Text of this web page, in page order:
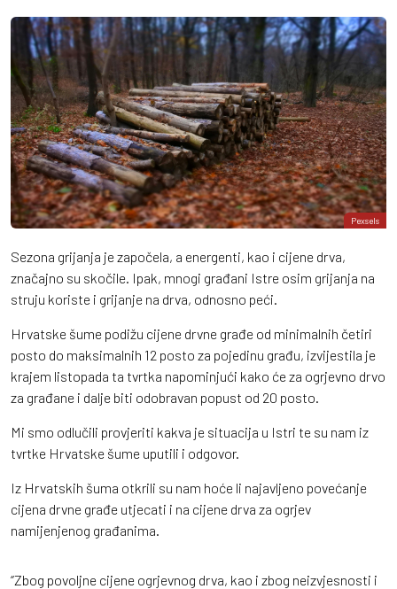
Pexsels
Sezona grijanja je započela, a energenti, kao i cijene drva,
značajno su skočile. Ipak, mnogi građani Istre osim grijanja na
struju koriste i grijanje na drva, odnosno peći.
Hrvatske šume podižu cijene drvne građe od minimalnih četiri
posto do maksimalnih 12 posto za pojedinu građu, izvijestila je
krajem listopada ta tvrtka napominjući kako će za ogrjevno drvo
za građane i dalje biti odobravan popust od 20 posto.
Mi smo odlučili provjeriti kakva je situacija u Istri te su nam iz
tvrtke Hrvatske šume uputili i odgovor.
Iz Hrvatskih šuma otkrili su nam hoće li najavljeno povećanje
cijena drvne građe utjecati i na cijene drva za ogrjev
namijenjenog građanima.
‘’Zbog povoljne cijene ogrjevnog drva, kao i zbog neizvjesnosti i